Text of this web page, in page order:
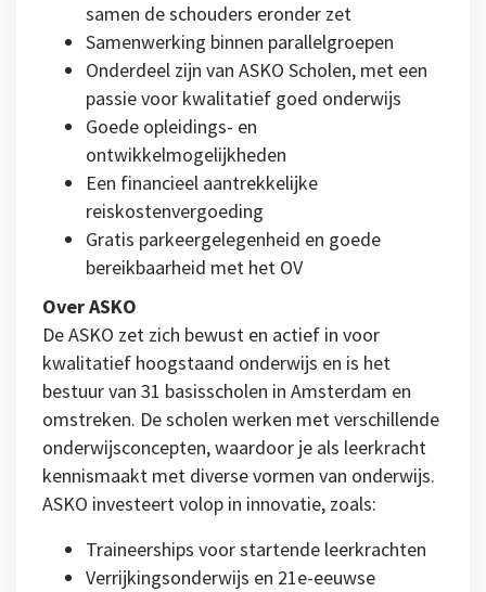
samen de schouders eronder zet
Samenwerking binnen parallelgroepen
Onderdeel zijn van ASKO Scholen, met een
passie voor kwalitatief goed onderwijs
Goede opleidings- en
ontwikkelmogelijkheden
Een financieel aantrekkelijke
reiskostenvergoeding
Gratis parkeergelegenheid en goede
bereikbaarheid met het OV
Over ASKO
De ASKO zet zich bewust en actief in voor
kwalitatief hoogstaand onderwijs en is het
bestuur van 31 basisscholen in Amsterdam en
omstreken. De scholen werken met verschillende
onderwijsconcepten, waardoor je als leerkracht
kennismaakt met diverse vormen van onderwijs.
ASKO investeert volop in innovatie, zoals:
Traineerships voor startende leerkrachten
Verrijkingsonderwijs en 21e-eeuwse